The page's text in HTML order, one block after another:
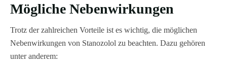
Mögliche Nebenwirkungen
Trotz der zahlreichen Vorteile ist es wichtig, die möglichen
Nebenwirkungen von Stanozolol zu beachten. Dazu gehören
unter anderem: